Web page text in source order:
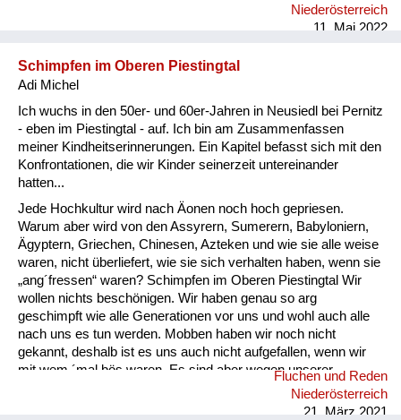
Niederösterreich
11. Mai 2022
Schimpfen im Oberen Piestingtal
Adi Michel
Ich wuchs in den 50er- und 60er-Jahren in Neusiedl bei Pernitz
- eben im Piestingtal - auf. Ich bin am Zusammenfassen
meiner Kindheitserinnerungen. Ein Kapitel befasst sich mit den
Konfrontationen, die wir Kinder seinerzeit untereinander
hatten...
Jede Hochkultur wird nach Äonen noch hoch gepriesen.
Warum aber wird von den Assyrern, Sumerern, Babyloniern,
Ägyptern, Griechen, Chinesen, Azteken und wie sie alle weise
waren, nicht überliefert, wie sie sich verhalten haben, wenn sie
„ang´fressen“ waren? Schimpfen im Oberen Piestingtal Wir
wollen nichts beschönigen. Wir haben genau so arg
geschimpft wie alle Generationen vor uns und wohl auch alle
nach uns es tun werden. Mobben haben wir noch nicht
gekannt, deshalb ist es uns auch nicht aufgefallen, wenn wir
mit wem ´mal bös waren. Es sind aber wegen unserer
Streitereien auch keine Scharen von weinenden und
anklagenden Elternteilen jeden Tag in der Schule gestanden.
Fluchen und Reden
Niederösterreich
21. März 2021